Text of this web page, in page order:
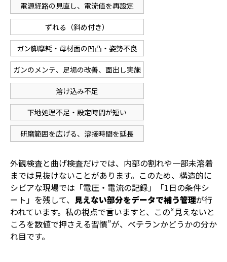
電源経路の見直し、電流値を再設定
ずれる（斜め付き）
ガン脚摩耗・母材面の凹凸・姿勢不良
ガンのメンテ、足場の改善、面出し実施
溶け込み不足
下地処理不足・設定時間が短い
研磨範囲を広げる、溶接時間を延長
外観検査と曲げ検査だけでは、内部の割れや一部未溶着
までは見抜けないことがあります。このため、構造的に
シビアな現場では「電圧・電流の記録」「1日の条件シ
ート」を残して、 見えない部分をデータで補う管理が行
われています。私の視点で言いますと、この“見えないと
ころを数値で押さえる習慣”が、ベテランかどうかの分か
れ目です。